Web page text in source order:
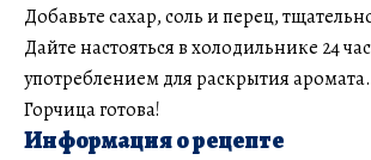
Добавьте сахар, соль и перец,
Дайте настояться в холодильнике 24
употреблением для раскрытия аромата.
Горчица готова!
Информация о рецепте